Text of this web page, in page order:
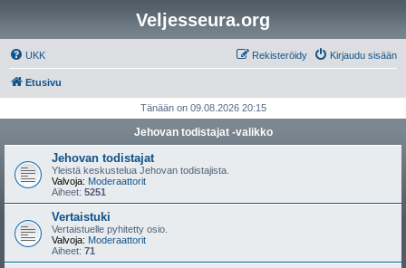
Veljesseura.org
UKK Kirjaudu sisään
Rekisteröidy
Etusivu
Tänään on 09.08.2026 20:15
Jehovan todistajat -valikko
Jehovan todistajat
Yleistä keskustelua Jehovan todistajista.
Valvoja: Moderaattorit
Aiheet: 5251
Vertaistuki
Vertaistuelle pyhitetty osio.
Valvoja: Moderaattorit
Aiheet: 71